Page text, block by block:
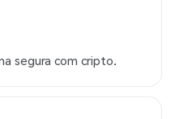
segura com cripto.